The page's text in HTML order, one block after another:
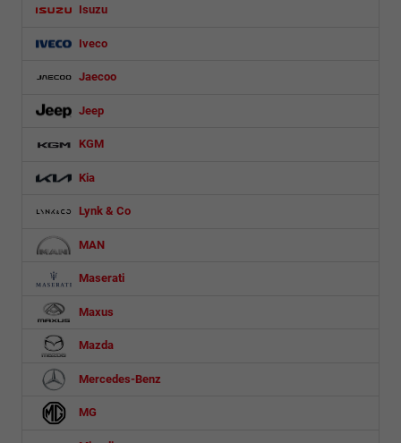
Isuzu
Iveco
Jaecoo
Jeep
KGM
Kia
Lynk & Co
MAN
Maserati
Maxus
Mazda
Mercedes-Benz
MG